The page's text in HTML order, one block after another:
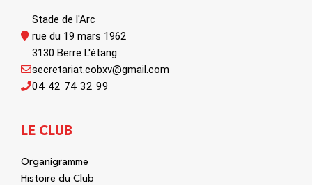
Stade de l'Arc
rue du 19 mars 1962
3130 Berre L'étang
04 42 74 32 99
secretariat.cobxv@gmail.com
LE CLUB
Organigramme
Histoire du Club